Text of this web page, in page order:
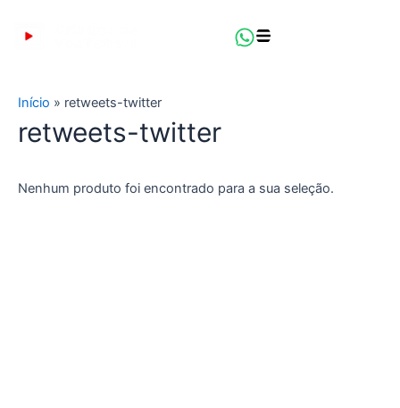
para
Início » retweets-twitter
retweets-twitter
Nenhum produto foi encontrado para a sua seleção.